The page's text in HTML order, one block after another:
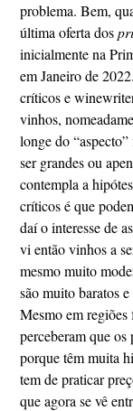
problema. Bem,
última oferta dos
inicialmente na
em Janeiro de
críticos e
vinhos,
longe do
ser grandes ou
contempla a
críticos é que
daí o interesse de
vi então vinhos a
mesmo muito
são muito baratos
Mesmo em
perceberam que os
porque têm muita
tem de praticar
que agora se vê